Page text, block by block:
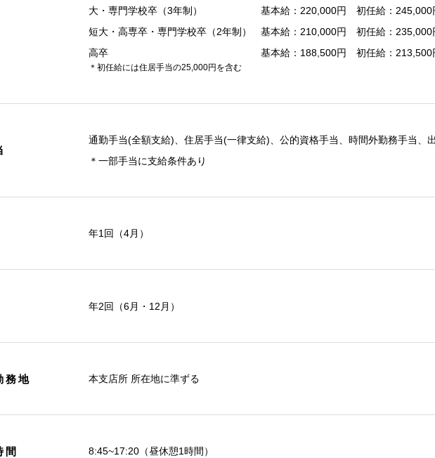
大・専門学校卒（3年制）
基本給：220,000円 初任給：245,000
短大・高専卒・専門学校卒（2年制）
基本給：210,000円 初任給：235,000
高卒
基本給：188,500円 初任給：213,500
＊初任給には住居手当の25,000円を含む
通勤手当(全額支給)、住居手当(一律支給)、公的資格手当、時間外勤務手当、
＊一部手当に支給条件あり
年1回（4月）
年2回（6月・12月）
務地 本支店所 所在地に準ずる
間 8:45~17:20（昼休憩1時間）